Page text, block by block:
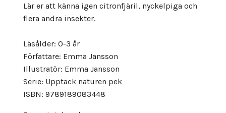
Lär er att känna igen citronfjäril, nyckelpiga och
flera andra insekter.
Läsålder: 0-3 år
Författare: Emma Jansson
Illustratör: Emma Jansson
Serie: Upptäck naturen pek
ISBN: 9789189083448